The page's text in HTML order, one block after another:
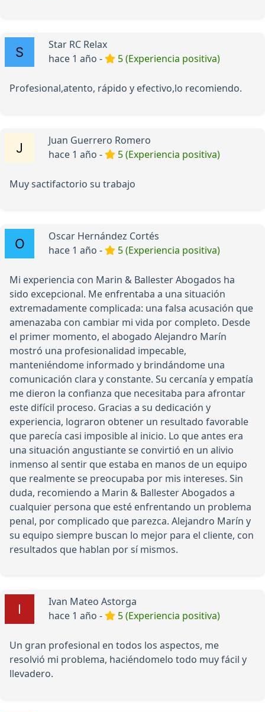
Star RC Relax
hace 1 año -
5 (Experiencia positiva)
Profesional,atento, rápido y efectivo,lo recomiendo.
Juan Guerrero Romero
hace 1 año -
5 (Experiencia positiva)
Muy sactifactorio su trabajo
Oscar Hernández Cortés
hace 1 año -
5 (Experiencia positiva)
Mi experiencia con Marin & Ballester Abogados ha
sido excepcional. Me enfrentaba a una situación
extremadamente complicada: una falsa acusación que
amenazaba con cambiar mi vida por completo. Desde
el primer momento, el abogado Alejandro Marín
mostró una profesionalidad impecable,
manteniéndome informado y brindándome una
comunicación clara y constante. Su cercanía y empatía
me dieron la confianza que necesitaba para afrontar
este difícil proceso. Gracias a su dedicación y
experiencia, lograron obtener un resultado favorable
que parecía casi imposible al inicio. Lo que antes era
una situación angustiante se convirtió en un alivio
inmenso al sentir que estaba en manos de un equipo
que realmente se preocupaba por mis intereses. Sin
duda, recomiendo a Marin & Ballester Abogados a
cualquier persona que esté enfrentando un problema
penal, por complicado que parezca. Alejandro Marín y
su equipo siempre buscan lo mejor para el cliente, con
resultados que hablan por sí mismos.
Ivan Mateo Astorga
hace 1 año -
5 (Experiencia positiva)
Un gran profesional en todos los aspectos, me
resolvió mi problema, haciéndomelo todo muy fácil y
llevadero.